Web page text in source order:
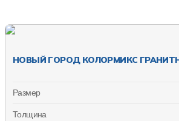
НОВЫЙ ГОРОД КОЛОРМИКС
Размер
Толщина